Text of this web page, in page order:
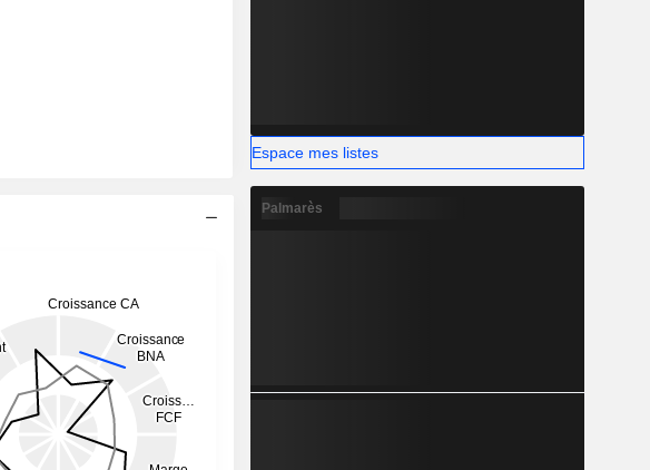
Espace mes listes
Palmarès